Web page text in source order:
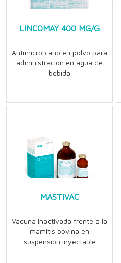
LINCOMAY 400 MG/G
Antimicrobiano en polvo para
administración en agua de
bebida
MASTIVAC
Vacuna inactivada frente a la
mamitis bovina en
suspensión inyectable